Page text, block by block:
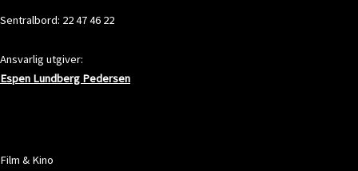
Sentralbord: 22 47 46 22
Ansvarlig utgiver:
Espen Lundberg Pedersen
Film & Kino